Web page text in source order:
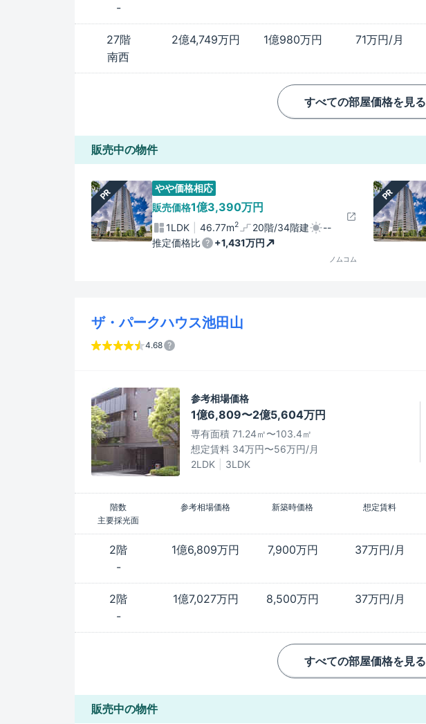
-
27階 2億4,749万円 1億980万円 71万円/月
南西
すべての部屋価格を見る
販売中の物件
PR
やや価格相応
販売価格1億3,390万円
1LDK 46.77m2 20階/34階建
--
推定価格比
+1,431万円
ノムコム
PR
ザ・パークハウス池田山
4.68
参考相場価格
1億6,809〜2億5,604万円
専有面積 71.24㎡〜103.4㎡
想定賃料 34万円〜56万円/月
2LDK
3LDK
階数 参考相場価格 新築時価格 想定賃料
主要採光面
2階 1億6,809万円 7,900万円 37万円/月
-
2階 1億7,027万円 8,500万円 37万円/月
-
すべての部屋価格を見る
販売中の物件